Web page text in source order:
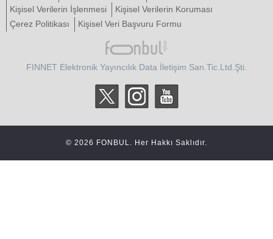
Kişisel Verilerin İşlenmesi
Kişisel Verilerin Koruması
Çerez Politikası
Kişisel Veri Başvuru Formu
FINNET Elektronik Yayıncılık Data İletişim San.Tic.Ltd.Şti.
© 2026 FONBUL. Her Hakkı Saklıdır.